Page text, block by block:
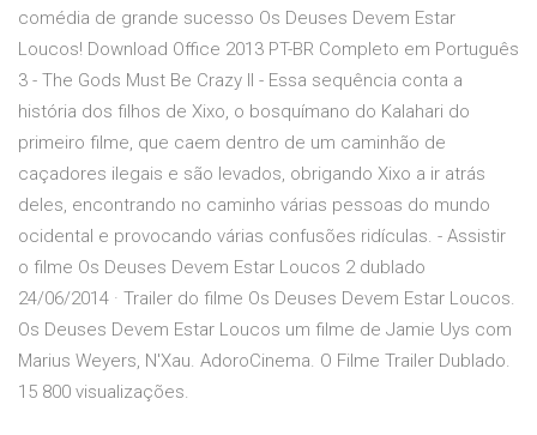
comédia de grande sucesso Os Deuses Devem Estar
Loucos! Download Office 2013 PT-BR Completo em Português
3 - The Gods Must Be Crazy II - Essa sequência conta a
história dos filhos de Xixo, o bosquímano do Kalahari do
primeiro filme, que caem dentro de um caminhão de
caçadores ilegais e são levados, obrigando Xixo a ir atrás
deles, encontrando no caminho várias pessoas do mundo
ocidental e provocando várias confusões ridículas. - Assistir
o filme Os Deuses Devem Estar Loucos 2 dublado
24/06/2014 · Trailer do filme Os Deuses Devem Estar Loucos.
Os Deuses Devem Estar Loucos um filme de Jamie Uys com
Marius Weyers, N'Xau. AdoroCinema. O Filme Trailer Dublado.
15 800 visualizações.